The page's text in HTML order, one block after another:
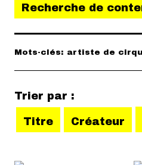
Recherche de
Mots-clés: artiste de
Trier par :
Titre Créateur